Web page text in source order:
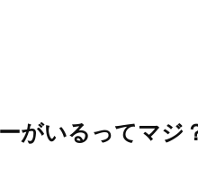
がいるってマジ